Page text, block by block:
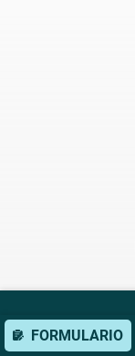
FORMULARIO